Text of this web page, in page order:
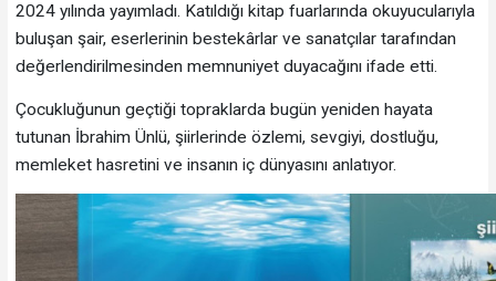
2024 yılında yayımladı. Katıldığı kitap fuarlarında okuyucularıyla
buluşan şair, eserlerinin bestekârlar ve sanatçılar tarafından
değerlendirilmesinden memnuniyet duyacağını ifade etti.
Çocukluğunun geçtiği topraklarda bugün yeniden hayata
tutunan İbrahim Ünlü, şiirlerinde özlemi, sevgiyi, dostluğu,
memleket hasretini ve insanın iç dünyasını anlatıyor.